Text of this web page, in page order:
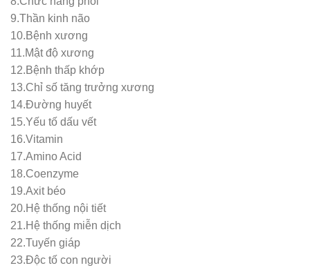
9.Thần kinh não
10.Bệnh xương
11.Mật độ xương
12.Bệnh thấp khớp
13.Chỉ số tăng trưởng xương
14.Đường huyết
15.Yếu tố dấu vết
16.Vitamin
17.Amino Acid
18.Coenzyme
19.Axit béo
20.Hệ thống nội tiết
21.Hệ thống miễn dịch
22.Tuyến giáp
23.Độc tố con người